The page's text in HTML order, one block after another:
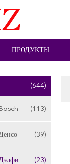
ПРОДУКТЫ
(644)
(113)
(39)
(23)